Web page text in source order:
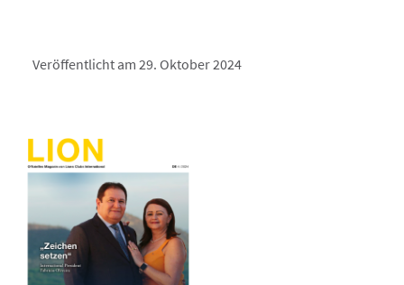
Veröffentlicht am 29. Oktober 2024